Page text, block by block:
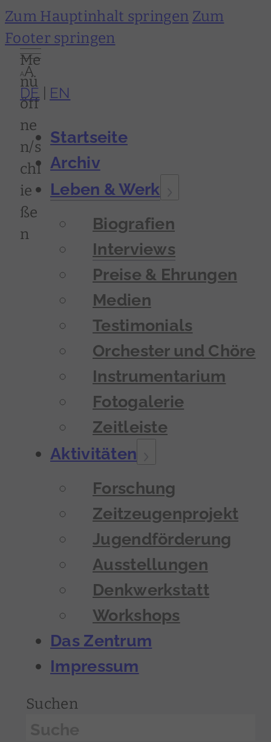
Zum Hauptinhalt springen Zum
Footer springen
Me
nü
öff
ne
n/s
chl
ie
ße
n
AA
DE
EN
Startseite
Archiv
Leben & Werk
Biografien
Interviews
Preise & Ehrungen
Medien
Testimonials
Orchester und Chöre
Instrumentarium
Fotogalerie
Zeitleiste
Aktivitäten
Forschung
Zeitzeugenprojekt
Jugendförderung
Ausstellungen
Denkwerkstatt
Workshops
Das Zentrum
Impressum
Suchen